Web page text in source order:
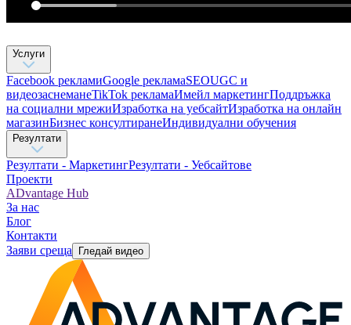
Услуги
Facebook рекламиGoogle рекламаSEOUGC и
видеозаснеманеTikTok рекламaИмейл маркетингПоддръжка
на социални мрежиИзработка на уебсайтИзработка на онлайн
магазинБизнес консултиране​Индивидуални обучения
Резултати
Резултати - МаркетингРезултати - Уебсайтове
Проекти
ADvantage Hub
За нас
Блог
Контакти
Заяви среща
Гледай видео